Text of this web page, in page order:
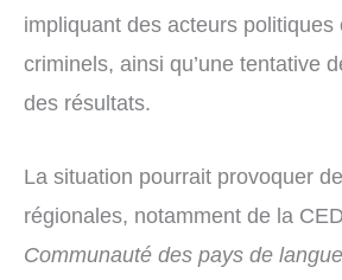
impliquant des acteurs politiques
criminels, ainsi qu’une tentative
des résultats.
La situation pourrait provoquer
régionales, notamment de la
Communauté des pays de